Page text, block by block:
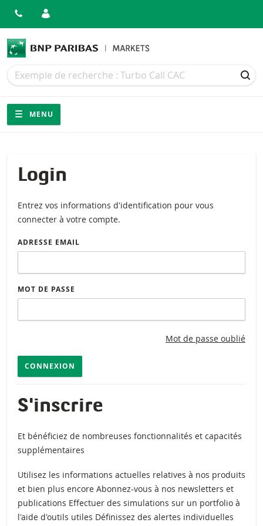
Recherche
Recherche
Navigation
Navigation sur le site
MENU
Login
Entrez vos informations d'identification pour vous
connecter à votre compte.
ADRESSE EMAIL
MOT DE PASSE
Mot de passe oublié
CONNEXION
S'inscrire
Et bénéficiez de nombreuses fonctionnalités et capacités
supplémentaires
Utilisez les informations actuelles relatives à nos produits
et bien plus encore Abonnez-vous à nos newsletters et
publications Effectuer des simulations sur un portfolio à
l'aide d'outils utiles Définissez des alertes individuelles